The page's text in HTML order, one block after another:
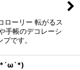
ローリー 転がるス
手帳のデコレーシ
です。
(*´ω`*)